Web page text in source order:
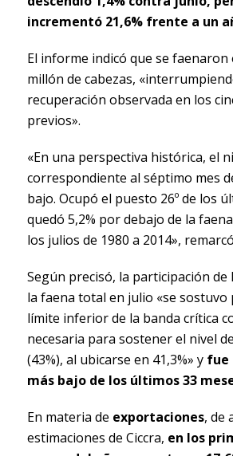
incrementó 21,6% frente a un
El informe indicó que se faenaron
millón de cabezas,
recuperación observada en los
previos».
«En una perspectiva histórica, el
correspondiente al séptimo mes
bajo. Ocupó el puesto 26º de los
quedó 5,2% por debajo de la
los julios de 1980 a 2014»,
Según precisó, la participación de
la faena total en julio «se sostuvo
límite inferior de la banda crítica
necesaria para sostener el nivel
(43%), al ubicarse en 41,3%» y fue
más bajo de los últimos 33
En materia de exportaciones, de
estimaciones de Ciccra, en los